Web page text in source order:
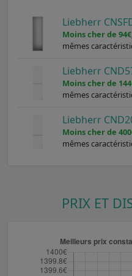
Liebherr
Moins cher de 94€
mêmes
Liebherr
Moins cher de
mêmes
Liebherr
Moins cher de
mêmes
PRIX ET